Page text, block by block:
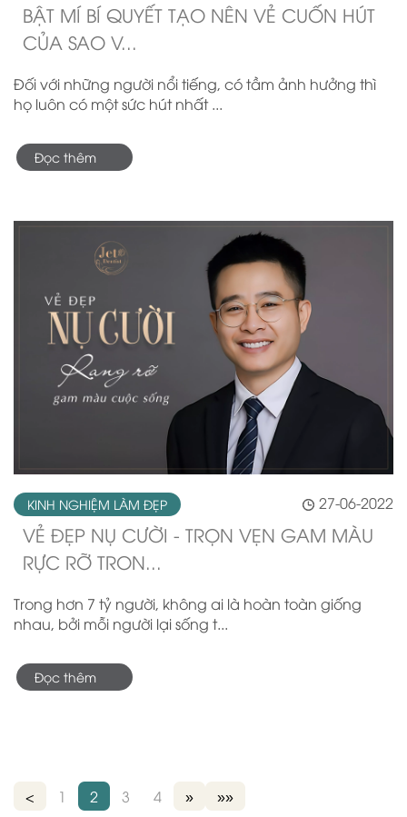
BẬT MÍ BÍ QUYẾT TẠO NÊN VẺ CUỐN HÚT
CỦA SAO V...
Đối với những người nổi tiếng, có tầm ảnh hưởng thì
họ luôn có một sức hút nhất ...
Đọc thêm
27-06-2022
KINH NGHIỆM LÀM ĐẸP
VẺ ĐẸP NỤ CƯỜI - TRỌN VẸN GAM MÀU
RỰC RỠ TRON...
Trong hơn 7 tỷ người, không ai là hoàn toàn giống
nhau, bởi mỗi người lại sống t...
Đọc thêm
< 1 2 3 4 » »»